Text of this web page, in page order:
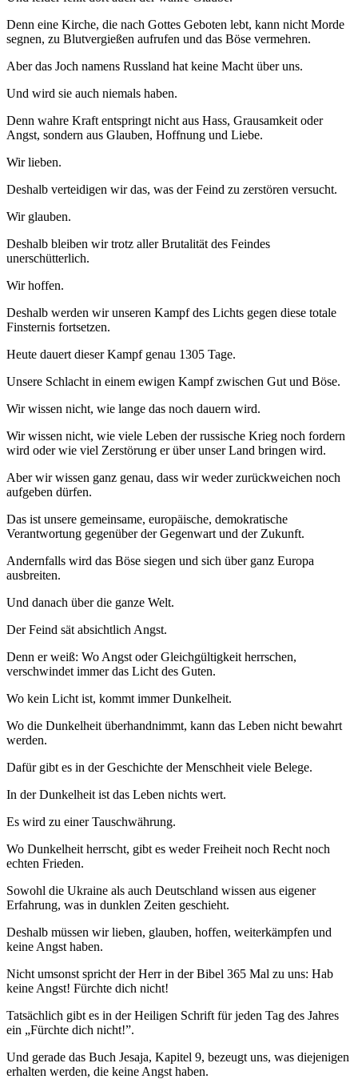
Denn eine Kirche, die nach Gottes Geboten lebt, kann nicht Morde
segnen, zu Blutvergießen aufrufen und das Böse vermehren.
Aber das Joch namens Russland hat keine Macht über uns.
Und wird sie auch niemals haben.
Denn wahre Kraft entspringt nicht aus Hass, Grausamkeit oder
Angst, sondern aus Glauben, Hoffnung und Liebe.
Wir lieben.
Deshalb verteidigen wir das, was der Feind zu zerstören versucht.
Wir glauben.
Deshalb bleiben wir trotz aller Brutalität des Feindes
unerschütterlich.
Wir hoffen.
Deshalb werden wir unseren Kampf des Lichts gegen diese totale
Finsternis fortsetzen.
Heute dauert dieser Kampf genau 1305 Tage.
Unsere Schlacht in einem ewigen Kampf zwischen Gut und Böse.
Wir wissen nicht, wie lange das noch dauern wird.
Wir wissen nicht, wie viele Leben der russische Krieg noch fordern
wird oder wie viel Zerstörung er über unser Land bringen wird.
Aber wir wissen ganz genau, dass wir weder zurückweichen noch
aufgeben dürfen.
Das ist unsere gemeinsame, europäische, demokratische
Verantwortung gegenüber der Gegenwart und der Zukunft.
Andernfalls wird das Böse siegen und sich über ganz Europa
ausbreiten.
Und danach über die ganze Welt.
Der Feind sät absichtlich Angst.
Denn er weiß: Wo Angst oder Gleichgültigkeit herrschen,
verschwindet immer das Licht des Guten.
Wo kein Licht ist, kommt immer Dunkelheit.
Wo die Dunkelheit überhandnimmt, kann das Leben nicht bewahrt
werden.
Dafür gibt es in der Geschichte der Menschheit viele Belege.
In der Dunkelheit ist das Leben nichts wert.
Es wird zu einer Tauschwährung.
Wo Dunkelheit herrscht, gibt es weder Freiheit noch Recht noch
echten Frieden.
Sowohl die Ukraine als auch Deutschland wissen aus eigener
Erfahrung, was in dunklen Zeiten geschieht.
Deshalb müssen wir lieben, glauben, hoffen, weiterkämpfen und
keine Angst haben.
Nicht umsonst spricht der Herr in der Bibel 365 Mal zu uns: Hab
keine Angst! Fürchte dich nicht!
Tatsächlich gibt es in der Heiligen Schrift für jeden Tag des Jahres
ein „Fürchte dich nicht!”.
Und gerade das Buch Jesaja, Kapitel 9, bezeugt uns, was diejenigen
erhalten werden, die keine Angst haben.